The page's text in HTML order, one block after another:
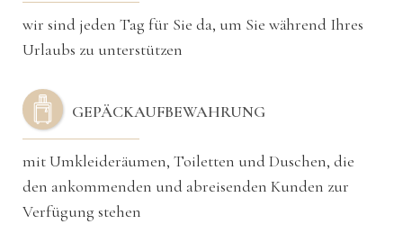
wir sind jeden Tag für Sie da, um Sie während Ihres
Urlaubs zu unterstützen
GEPÄCKAUFBEWAHRUNG
mit Umkleideräumen, Toiletten und Duschen, die
den ankommenden und abreisenden Kunden zur
Verfügung stehen